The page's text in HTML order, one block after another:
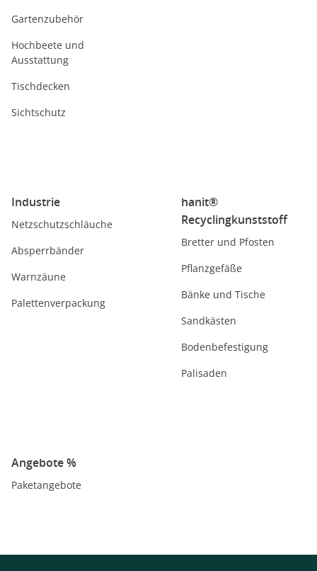
Gartenzubehör
Hochbeete und
Ausstattung
Tischdecken
Sichtschutz
Industrie
Netzschutzschläuche
Absperrbänder
Warnzäune
Palettenverpackung
hanit®
Recyclingkunststoff
Bretter und Pfosten
Pflanzgefäße
Bänke und Tische
Sandkästen
Bodenbefestigung
Palisaden
Angebote %
Paketangebote